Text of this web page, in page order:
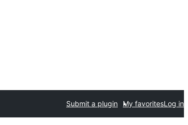
Submit a plugin My favoritesLog in